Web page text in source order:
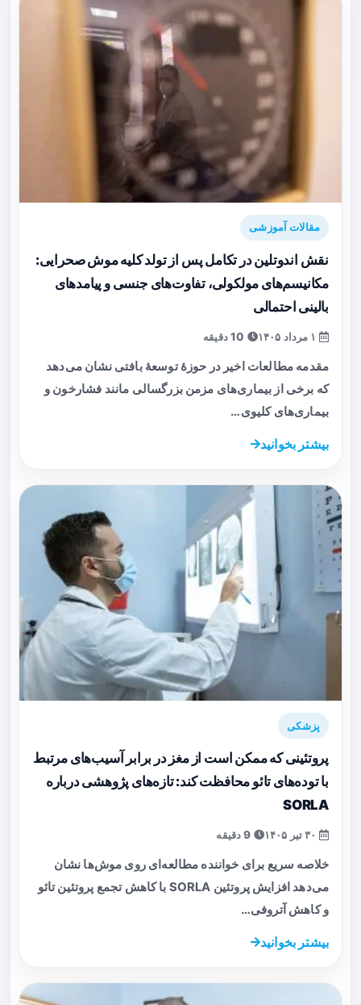
مقالات آموزشی
نقش اندوتلین در تکامل پس از تولد کلیه موش صحرایی:
مکانیسم‌های مولکولی، تفاوت‌های جنسی و پیامدهای
بالینی احتمالی
مقدمه مطالعات اخیر در حوزهٔ توسعهٔ بافتی نشان می‌دهد
که برخی از بیماری‌های مزمن بزرگسالی مانند فشارخون و
بیماری‌های کلیوی…
بیشتر بخوانید
پزشکی
پروتئینی که ممکن است از مغز در برابر آسیب‌های مرتبط
با توده‌های تائو محافظت کند: تازه‌های پژوهشی درباره
SORLA
خلاصه سریع برای خواننده مطالعه‌ای روی موش‌ها نشان
می‌دهد افزایش پروتئین SORLA با کاهش تجمع پروتئین تائو
و کاهش آتروفی…
بیشتر بخوانید